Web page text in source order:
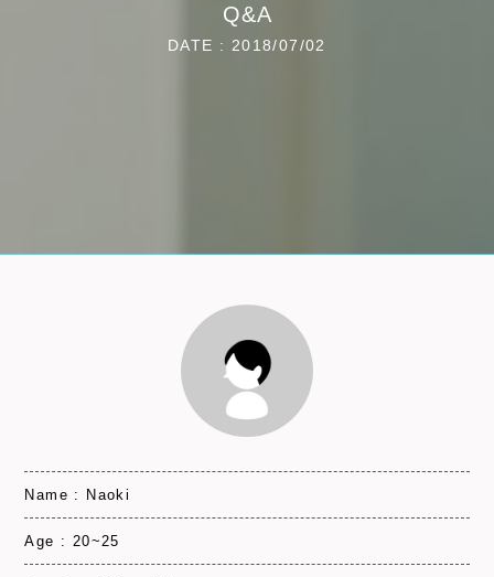
Q&A
DATE : 2018/07/02
Name : Naoki
Age : 20~25